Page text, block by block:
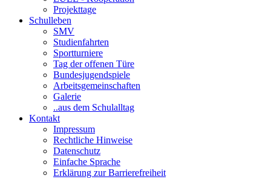
Projekttage
Schulleben
SMV
Studienfahrten
Sportturniere
Tag der offenen Türe
Bundesjugendspiele
Arbeitsgemeinschaften
Galerie
..aus dem Schulalltag
Kontakt
Impressum
Rechtliche Hinweise
Datenschutz
Einfache Sprache
Erklärung zur Barrierefreiheit